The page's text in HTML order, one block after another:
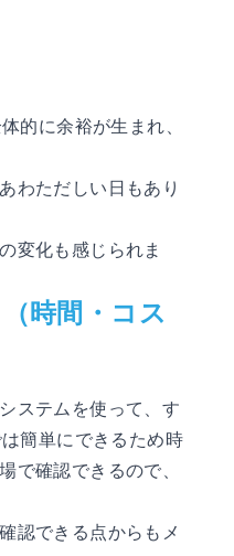
的に余裕が生まれ、
わただしい日もあり
変化も感じられま
時間・コス
ステムを使って、す
簡単にできるため時
確認できるので、
認できる点からもメ